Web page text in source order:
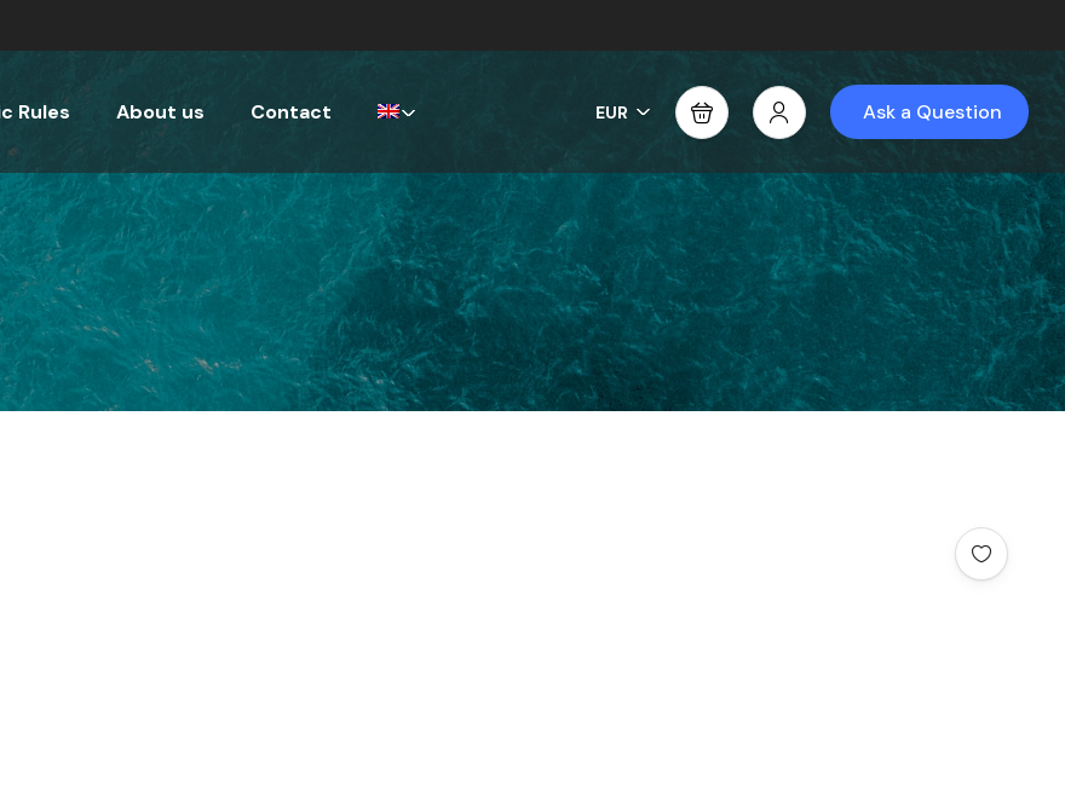
Rules About us Contact EUR Ask a Question